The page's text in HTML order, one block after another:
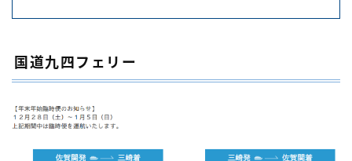
国道九四フェリー